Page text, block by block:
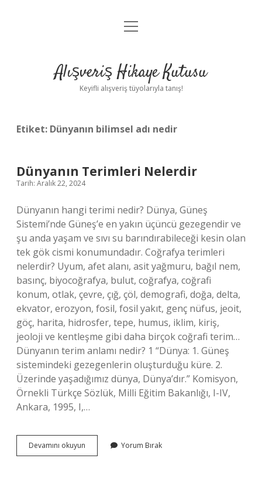
Anasayfa
Yasal Uyarı
menüyü
Alışveriş Hikaye Kutusu
Keyifli alışveriş tüyolarıyla tanış!
Etiket: Dünyanın bilimsel adı nedir
Dünyanın Terimleri Nelerdir
Tarih: Aralık 22, 2024
Dünyanın hangi terimi nedir? Dünya, Güneş
Sistemi’nde Güneş’e en yakın üçüncü gezegendir ve
şu anda yaşam ve sıvı su barındırabileceği kesin olan
tek gök cismi konumundadır. Coğrafya terimleri
nelerdir? Uyum, afet alanı, asit yağmuru, bağıl nem,
basınç, biyocoğrafya, bulut, coğrafya, coğrafi
konum, otlak, çevre, çığ, çöl, demografi, doğa, delta,
ekvator, erozyon, fosil, fosil yakıt, genç nüfus, jeoit,
göç, harita, hidrosfer, tepe, humus, iklim, kiriş,
jeoloji ve kentleşme gibi daha birçok coğrafi terim…
Dünyanın terim anlamı nedir? 1 “Dünya: 1. Güneş
sistemindeki gezegenlerin oluşturduğu küre. 2.
Üzerinde yaşadığımız dünya, Dünya’dır.” Komisyon,
Örnekli Türkçe Sözlük, Milli Eğitim Bakanlığı, I-IV,
Ankara, 1995, I,…
Devamını okuyun Dünyanın
Terimleri
Yorum Bırak